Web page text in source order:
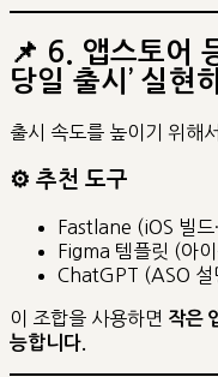
📌 6. 앱스토어
당일 출시’ 실현
출시 속도를 높이기 위해
⚙ 추천 도구
Fastlane (iOS 빌드
Figma 템플릿 (아
ChatGPT (ASO 설
이 조합을 사용하면 작은
능합니다.